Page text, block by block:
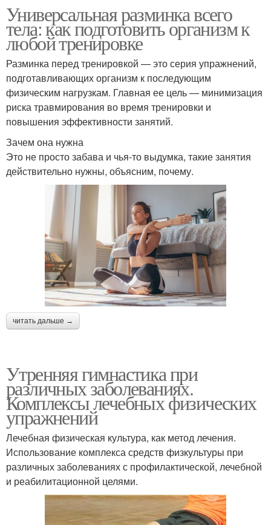
Универсальная разминка всего
тела: как подготовить организм к
любой тренировке
Разминка перед тренировкой — это серия упражнений,
подготавливающих организм к последующим
физическим нагрузкам. Главная ее цель — минимизация
риска травмирования во время тренировки и
повышения эффективности занятий.
Зачем она нужна
Это не просто забава и чья-то выдумка, такие занятия
действительно нужны, объясним, почему.
читать дальше →
Утренняя гимнастика при
различных заболеваниях.
Комплексы лечебных физических
упражнений
Лечебная физическая культура, как метод лечения.
Использование комплекса средств физкультуры при
различных заболеваниях с профилактической, лечебной
и реабилитационной целями.